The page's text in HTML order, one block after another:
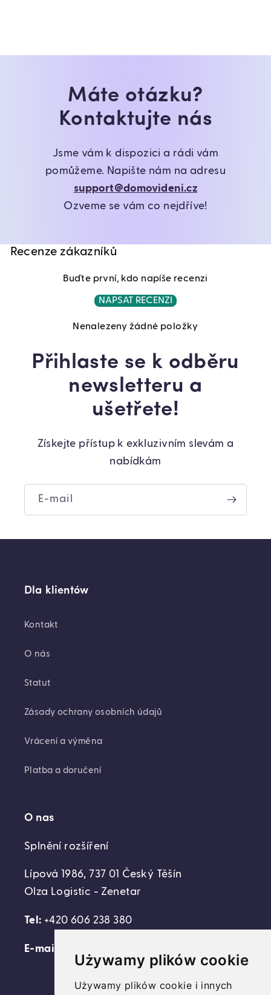
Używamy plików cookie
Używamy plików cookie i innych
Máte otázku?
Kontaktujte nás
Jsme vám k dispozici a rádi vám
pomůžeme. Napište nám na adresu
support@domovideni.cz
Ozveme se vám co nejdříve!
Recenze zákazníků
Buďte první, kdo napíše recenzi
NAPSAT RECENZI
Nenalezeny žádné položky
Přihlaste se k odběru
newsletteru a
ušetřete!
Získejte přístup k exkluzivním slevám a
nabídkám
E-mail
Dla klientów
Kontakt
O nás
Statut
Zásady ochrany osobních údajů
Vrácení a výměna
Platba a doručení
O nas
Splnění rozšíření
Lípová 1986, 737 01 Český Těšín
Olza Logistic - Zenetar
Tel: +420 606 238 380
E-mail: